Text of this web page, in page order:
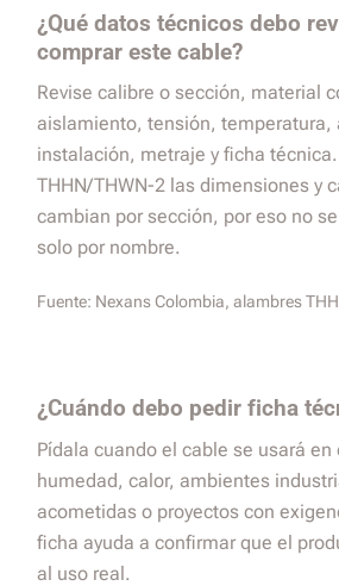
¿Qué datos técnicos debo
comprar este cable?
Revise calibre o sección, material
aislamiento, tensión, temperatura,
instalación, metraje y ficha
THHN/THWN-2 las dimensiones y
cambian por sección, por eso no
solo por nombre.
Fuente: Nexans Colombia, alambres
¿Cuándo debo pedir ficha
Pídala cuando el cable se usará en
humedad, calor, ambientes
acometidas o proyectos con
ficha ayuda a confirmar que el
al uso real.